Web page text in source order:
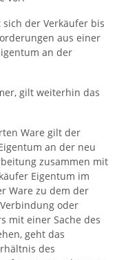
der Verkäufer bis
aus einer
an der
gilt weiterhin das
Ware gilt der
an der neu
zusammen mit
Eigentum im
Ware zu dem der
oder
mit einer Sache des
geht das
des